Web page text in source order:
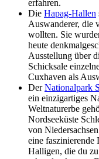
erfahren.
Die Hapag-Hallen
Auswanderer, die
wollten. Sie
heute
Ausstellung über
Schicksale
Cuxhaven als
DerNationalpark
ein einzigartiges
Weltnaturerbe
Nordseeküste
von
eine faszinierende
Halligen, die du